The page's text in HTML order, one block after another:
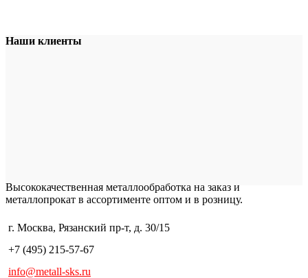
Наши клиенты
Высококачественная металлообработка на заказ и
металлопрокат в ассортименте оптом и в розницу.
г. Москва, Рязанский пр-т, д. 30/15
+7 (495) 215-57-67
info@metall-sks.ru